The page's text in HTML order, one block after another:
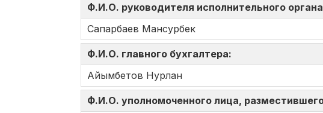
Ф.И.О. руководителя исполнительного
Сапарбаев Мансурбек
Ф.И.О. главного бухгалтера:
Айымбетов Нурлан
Ф.И.О. уполномоченного лица,